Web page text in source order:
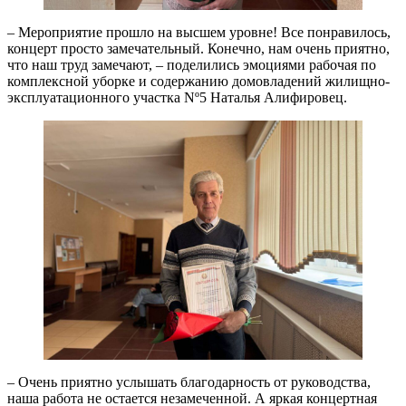
– Мероприятие прошло на высшем уровне! Все понравилось,
концерт просто замечательный. Конечно, нам очень приятно,
что наш труд замечают, – поделились эмоциями рабочая по
комплексной уборке и содержанию домовладений жилищно-
эксплуатационного участка Nº5 Наталья Алифировец.
– Очень приятно услышать благодарность от руководства,
наша работа не остается незамеченной. А яркая концертная